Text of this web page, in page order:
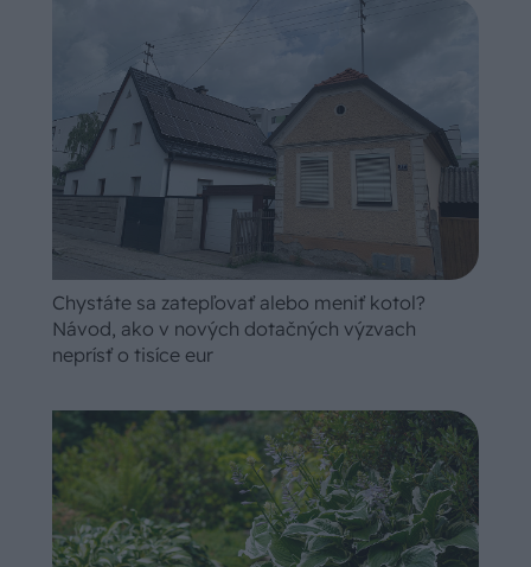
Chystáte sa zatepľovať alebo meniť kotol?
Návod, ako v nových dotačných výzvach
neprísť o tisíce eur